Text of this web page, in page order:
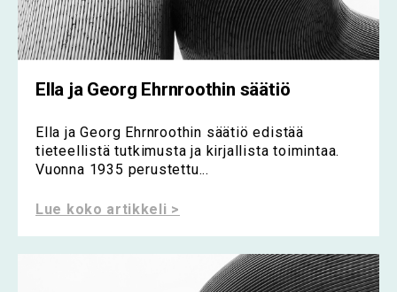
Ella ja Georg Ehrnroothin säätiö
Ella ja Georg Ehrnroothin säätiö edistää
tieteellistä tutkimusta ja kirjallista toimintaa.
Vuonna 1935 perustettu...
Lue koko artikkeli >